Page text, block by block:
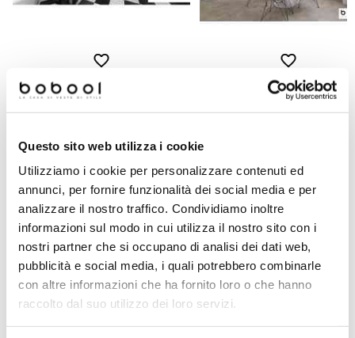
Questo sito web utilizza i cookie
Utilizziamo i cookie per personalizzare contenuti ed
annunci, per fornire funzionalità dei social media e per
analizzare il nostro traffico. Condividiamo inoltre
informazioni sul modo in cui utilizza il nostro sito con i
nostri partner che si occupano di analisi dei dati web,
pubblicità e social media, i quali potrebbero combinarle
con altre informazioni che ha fornito loro o che hanno
raccolto dal suo utilizzo dei loro servizi.
Mattonella Tonalite 30x30 Nero
€ 18,17/MQ
Piastrella da rivestimento
Mosto (bordeaux) satinata di
Tonalite - Made in Italy
Prodotti simili
Offerta